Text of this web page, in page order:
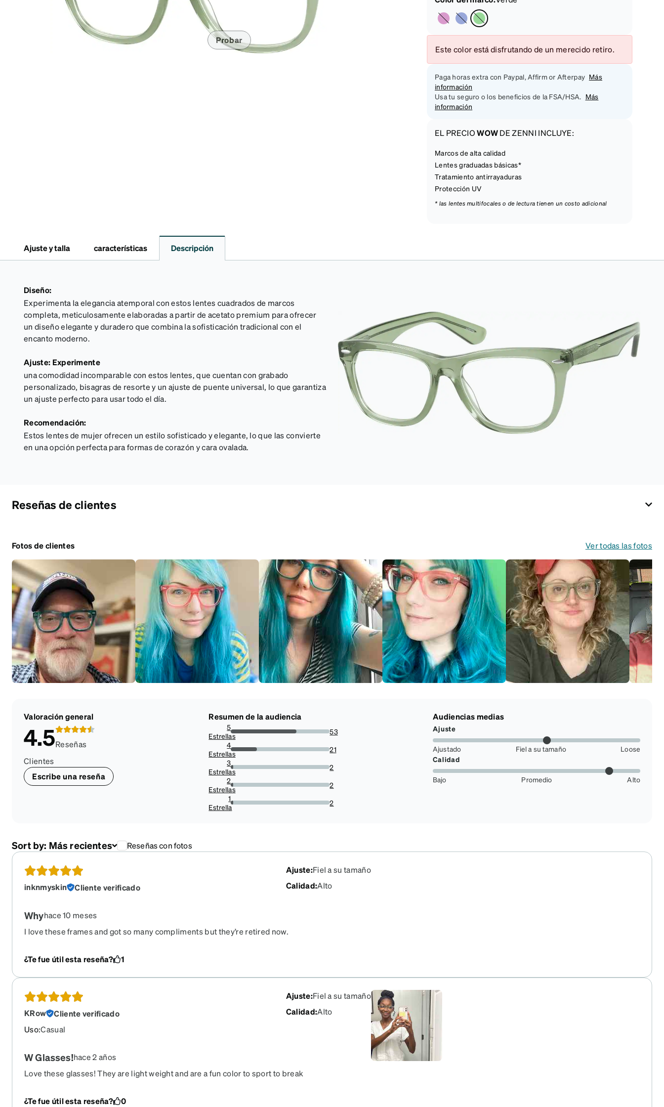
auriculares
Probar
Este color está disfrutando de un merecido retiro.
Paga horas extra con Paypal, Affirm or Afterpay Más
información
Usa tu seguro o los beneficios de la FSA/HSA. Más
información
EL PRECIOWOWDE ZENNI INCLUYE:
Marcos de alta calidad
Lentes graduadas básicas*
Tratamiento antirrayaduras
Protección UV
* las lentes multifocales o de lectura tienen un costo adicional
Ajuste y talla características Descripción
Diseño:
Experimenta la elegancia atemporal con estos lentes cuadrados de marcos
completa, meticulosamente elaboradas a partir de acetato premium para ofrecer
un diseño elegante y duradero que combina la sofisticación tradicional con el
encanto moderno.
Ajuste: Experimente
una comodidad incomparable con estos lentes, que cuentan con grabado
personalizado, bisagras de resorte y un ajuste de puente universal, lo que garantiza
un ajuste perfecto para usar todo el día.
Recomendación:
Estos lentes de mujer ofrecen un estilo sofisticado y elegante, lo que las convierte
en una opción perfecta para formas de corazón y cara ovalada.
Reseñas de clientes
Fotos de clientes Ver todas las fotos
Valoración general
4.5Reseñas
Clientes
Escribe una reseña
Resumen de la audiencia
5
Estrellas66.25%
53
4
Estrellas26.25%
21
3
Estrellas2.5%
2
2
Estrellas2.5%
2
1
Estrella2.5%
2
Audiencias medias
Ajuste
Ajustado Fiel a su tamaño
Loose
Calidad
Bajo Promedio Alto
Sort by: Más recientes Reseñas con fotos
inknmyskin Cliente verificado
Ajuste:Fiel a su tamaño
Calidad:Alto
Whyhace 10 meses
I love these frames and got so many compliments but they’re retired now.
¿Te fue útil esta reseña?
1
KRow
Cliente verificado
Uso:Casual
Ajuste:Fiel a su tamaño
Calidad:Alto
W Glasses!hace 2 años
Love these glasses! They are light weight and are a fun color to sport to break
¿Te fue útil esta reseña?
0